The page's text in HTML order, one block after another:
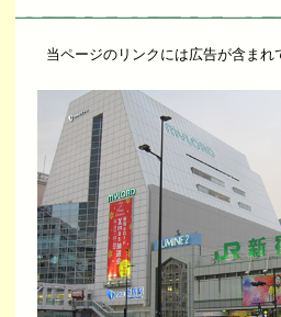
当ページのリンクには広告が含まれ